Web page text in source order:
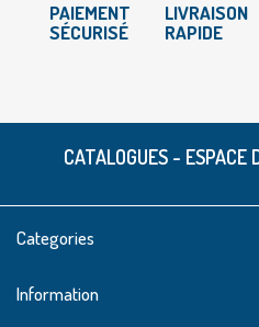
PAIEMENT
SÉCURISÉ
LIVRAISON
RAPIDE
CATALOGUES - ESPACE
Categories
Information